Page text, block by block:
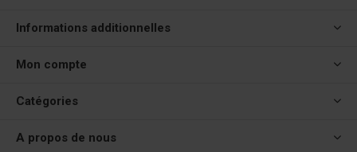
Informations additionnelles
Mon compte
Catégories
A propos de nous